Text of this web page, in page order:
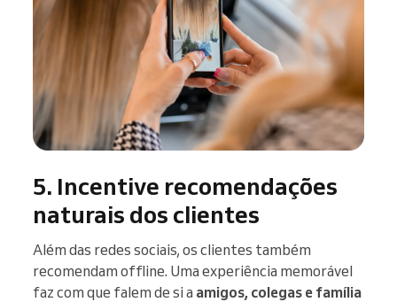
5. Incentive recomendações
naturais dos clientes
Além das redes sociais, os clientes também
recomendam offline. Uma experiência memorável
faz com que falem de si a amigos, colegas e família